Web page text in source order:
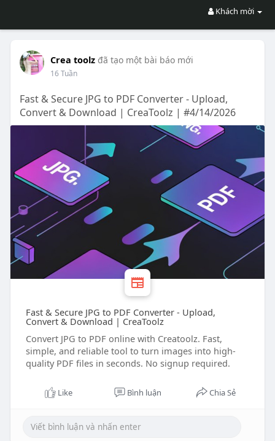
Khách mời
Crea toolz đã tạo một bài báo mới
16 Tuần
Fast & Secure JPG to PDF Converter - Upload,
Convert & Download | CreaToolz | #4/14/2026
Fast & Secure JPG to PDF Converter - Upload,
Convert & Download | CreaToolz
Convert JPG to PDF online with Creatoolz. Fast,
simple, and reliable tool to turn images into high-
quality PDF files in seconds. No signup required.
Like Bình luận Chia Sẻ